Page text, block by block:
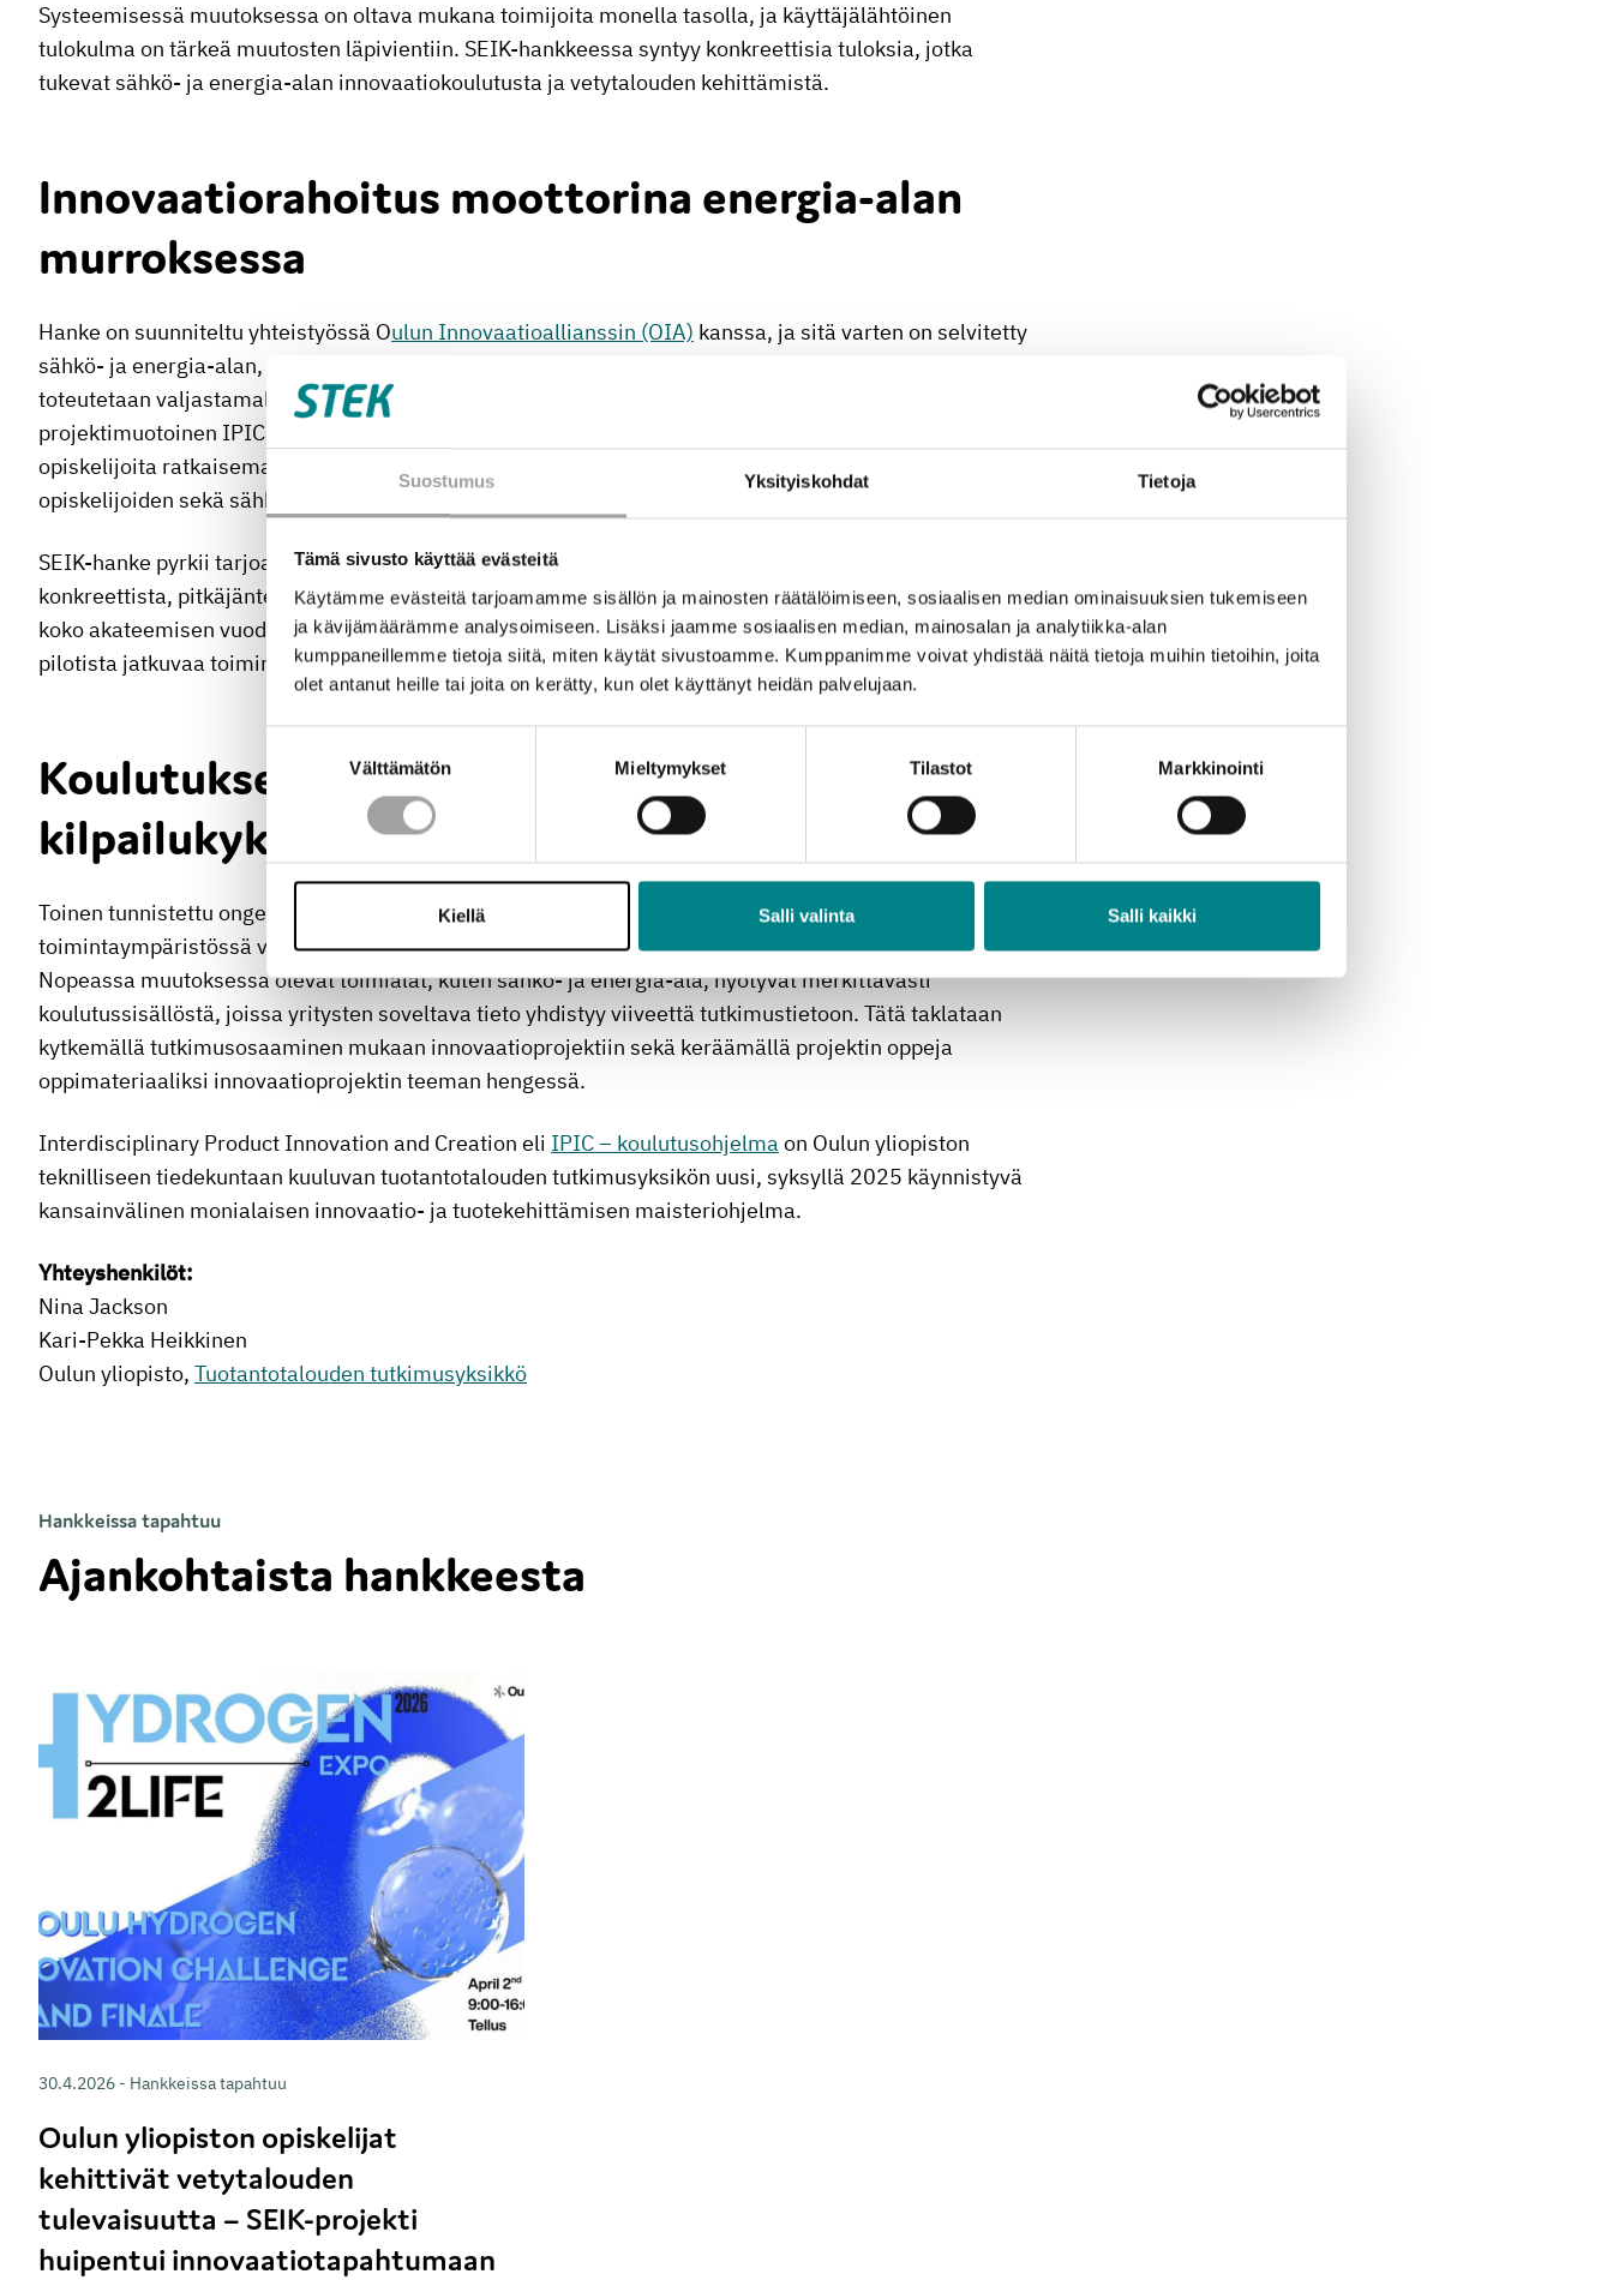
Suostumus Yksityiskohdat Tietoja
Tämä sivusto käyttää evästeitä
Käytämme evästeitä tarjoamamme sisällön ja mainosten räätälöimiseen, sosiaalisen median ominaisuuksien tukemiseen
ja kävijämäärämme analysoimiseen. Lisäksi jaamme sosiaalisen median, mainosalan ja analytiikka-alan
kumppaneillemme tietoja siitä, miten käytät sivustoamme. Kumppanimme voivat yhdistää näitä tietoja muihin tietoihin, joita
olet antanut heille tai joita on kerätty, kun olet käyttänyt heidän palvelujaan.
valinta
Välttämätön Mieltymykset Tilastot Markkinointi
Kiellä Salli valinta Salli kaikki
Systeemisessä muutoksessa on oltava mukana toimijoita monella tasolla, ja käyttäjälähtöinen
tulokulma on tärkeä muutosten läpivientiin. SEIK-hankkeessa syntyy konkreettisia tuloksia, jotka
tukevat sähkö- ja energia-alan innovaatiokoulutusta ja vetytalouden kehittämistä.
Innovaatiorahoitus moottorina energia-alan
murroksessa
Hanke on suunniteltu yhteistyössä Oulun Innovaatioallianssin (OIA) kanssa, ja sitä varten on selvitetty
sähkö- ja energia-alan, etenkin vetyekosysteemin innovaatiokehittämisen tarpeita. SEIK-hanke
toteutetaan valjastamalla
Oulun yliopiston Tuotantotalouden tutkimusyksikön
projektimuotoinen IPIC-maisteriohjelma kouluttamaan kansainvälisiä ja muiden tieteenalojen
opiskelijoita ratkaisemaan puhtaiden energiamuotojen käyttöönoton haasteita. Hanke tukee eri alojen
opiskelijoiden sekä sähkö- ja energia-alan yritysten innovaatio-osaamisen kehittämistä.
SEIK-hanke pyrkii tarjoamaan perinteisen yritysten ja yliopistojen tutkimusyhteistyön lisäksi
konkreettista, pitkäjänteistä ja kunnianhimoista koulutus- ja kehitysyhteistyötä. Hankkeessa pilotoidaan
koko akateemisen vuoden mittainen vetytalouden innovaatioprojekti, jonka tavoitteena on tehdä
pilotista jatkuvaa toimintaa IPIC-maisteriohjelmaan vaihtuvilla sähkö- ja energia-alan teemoilla.
Koulutuksella uusia innovaatioita ja
kilpailukykyä
Toinen tunnistettu ongelma, jota hankkeessa ratkotaan, on se että nopeasti muuttuvassa
toimintaympäristössä viimeisin alan tieto siirtyy hyvin hitaasti korkeakoulujen opetussisällöiksi.
Nopeassa muutoksessa olevat toimialat, kuten sähkö- ja energia-ala, hyötyvät merkittävästi
koulutussisällöstä, joissa yritysten soveltava tieto yhdistyy viiveettä tutkimustietoon. Tätä taklataan
kytkemällä tutkimusosaaminen mukaan innovaatioprojektiin sekä keräämällä projektin oppeja
oppimateriaaliksi innovaatioprojektin teeman hengessä.
Interdisciplinary Product Innovation and Creation eli IPIC – koulutusohjelmaon Oulun yliopiston
teknilliseen tiedekuntaan kuuluvan tuotantotalouden tutkimusyksikön uusi, syksyllä 2025 käynnistyvä
kansainvälinen monialaisen innovaatio- ja tuotekehittämisen maisteriohjelma.
Yhteyshenkilöt:
Nina Jackson
Kari-Pekka Heikkinen
Oulun yliopisto, Tuotantotalouden tutkimusyksikkö
Hankkeissa tapahtuu
Ajankohtaista hankkeesta
30.4.2026 - Hankkeissa tapahtuu
Oulun yliopiston opiskelijat
kehittivät vetytalouden
tulevaisuutta – SEIK-projekti
huipentui innovaatiotapahtumaan